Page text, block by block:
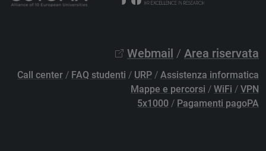
Webmail / Area riservata
Call center / FAQ studenti / URP / Assistenza informatica
Mappe e percorsi / WiFi / VPN
5x1000 / Pagamenti pagoPA